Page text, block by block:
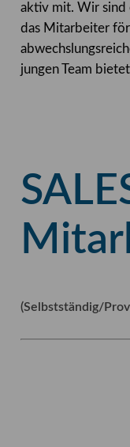
aktiv mit. Wir sind
das Mitarbeiter
jungen Team
(Selbstständig/